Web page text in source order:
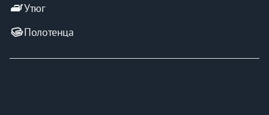
ironУтюг
Полотенца